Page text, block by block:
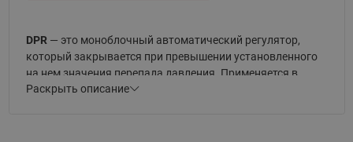
DPR — это моноблочный автоматический регулятор,
который закрывается при превышении установленного
на нем значения перепада давления. Применяется в
системах теплоснабжения.
Раскрыть описание